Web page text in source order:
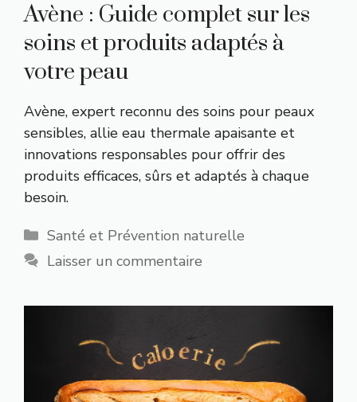
Avène : Guide complet sur les
soins et produits adaptés à
votre peau
Avène, expert reconnu des soins pour peaux
sensibles, allie eau thermale apaisante et
innovations responsables pour offrir des
produits efficaces, sûrs et adaptés à chaque
besoin.
Catégories
Santé et Prévention naturelle
Laisser un commentaire